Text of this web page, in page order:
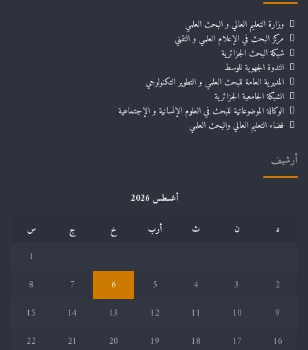
وزارة التعليم العالي و البحث العلمي
مركز البحث في الإعلام العلمي و التقني
شبكة البحث الجزائرية
الندوة الجهوية للوسط
المديرية العامة للبحث العلمي و التطوير التكنولوجي
الشبكة الجامعية الجزائرية
الوكالة الموضوعاتية للبحث في العلوم الإنسانية و الإجتماعية
فضاء التعليم العالي والبحث العلمي
أرشيف
أغسطس 2026
د
ن ث أرب خ ج
س
1
2
3
4
5
6
7
8
9
10
11
12
13
14
15
16
17
18
19
20
21
22